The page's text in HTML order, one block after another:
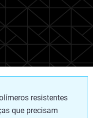
resistentes
que precisam